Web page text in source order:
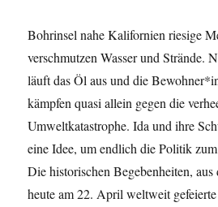
Bohrinsel nahe Kalifornien riesige
verschmutzen Wasser und Strände.
läuft das Öl aus und die
kämpfen quasi allein gegen die
Umweltkatastrophe. Ida und ihre
eine Idee, um endlich die Politik
Die historischen Begebenheiten, aus
heute am 22. April weltweit